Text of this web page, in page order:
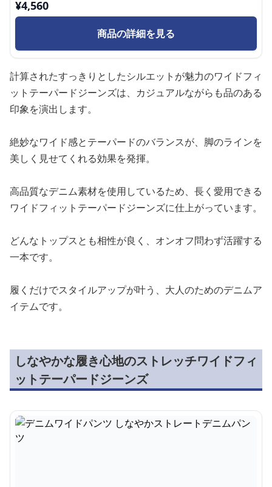
¥4,560
商品の詳細を見る
計算されたすっきりとしたシルエットが魅力のワイドフィ
ットテーパードジーンズは、カジュアルながらも品のある
印象を演出します。
絶妙なワイド感とテーパードのバランスが、脚のラインを
美しく見せてくれる効果を発揮。
高品質なデニム素材を使用しているため、長く愛用できる
ワイドフィットテーパードジーンズに仕上がっています。
どんなトップスとも相性が良く、オンオフ問わず活躍する
一本です。
履くだけでスタイルアップが叶う、大人のためのデニムア
イテムです。
しなやかな履き心地のストレッチワイドフィ
ットテーパードジーンズ